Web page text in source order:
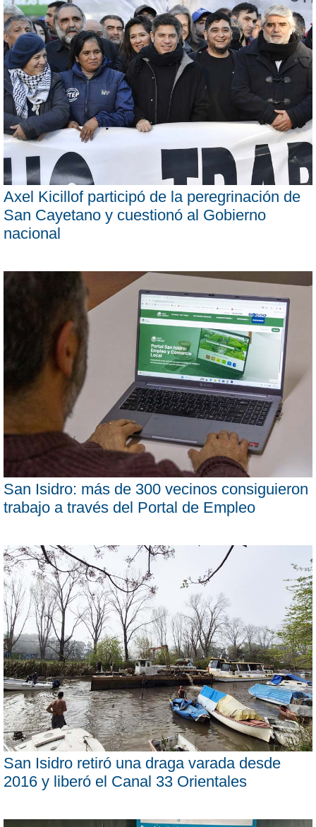
Axel Kicillof participó de la peregrinación de
San Cayetano y cuestionó al Gobierno
nacional
San Isidro: más de 300 vecinos consiguieron
trabajo a través del Portal de Empleo
San Isidro retiró una draga varada desde
2016 y liberó el Canal 33 Orientales